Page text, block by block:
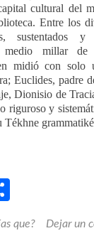
cultural del
Entre los
sustentados
medio millar de
midió con
Euclides, padre
Dionisio de
riguroso y
Tékhne
que? Dejar un